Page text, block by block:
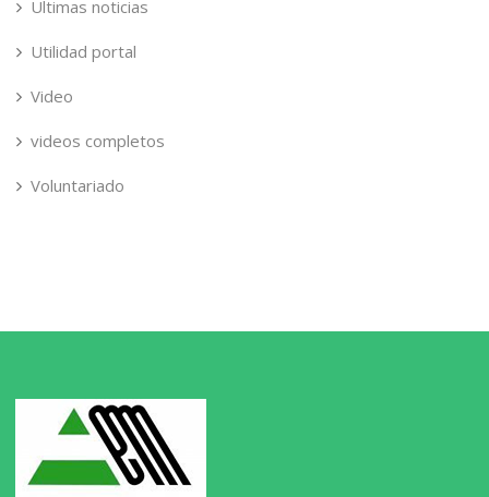
Ultimas noticias
Utilidad portal
Video
videos completos
Voluntariado